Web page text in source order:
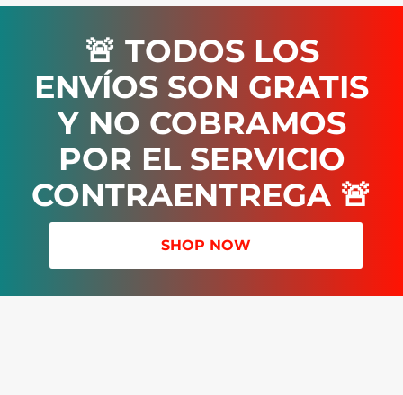
🚨 TODOS LOS
ENVÍOS SON GRATIS
Y NO COBRAMOS
POR EL SERVICIO
CONTRAENTREGA 🚨
SHOP NOW